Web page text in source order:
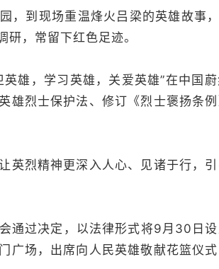
到现场重温烽火吕梁的英雄故事，
，常留下红色足迹。
，学习英雄，关爱英雄”在中国蔚
雄烈士保护法、修订《烈士褒扬条
烈精神更深入人心、见诸于行，引
过决定，以法律形式将9月30日设
广场，出席向人民英雄敬献花篮仪